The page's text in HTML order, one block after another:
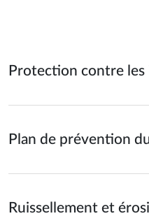
Protection contre
Plan de prévention
Ruissellement et